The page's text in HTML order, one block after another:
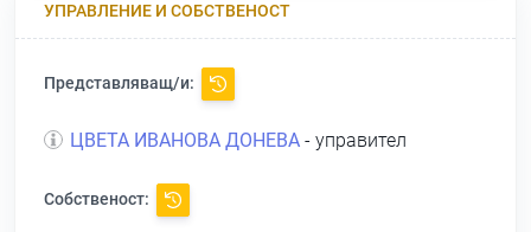
УПРАВЛЕНИЕ И СОБСТВЕНОСТ
Представляващ/и:
ЦВЕТА ИВАНОВА ДОНЕВА - управител
Собственост: